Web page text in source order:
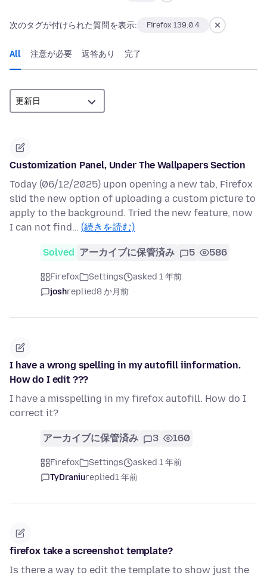
次のタグが付けられた質問を表示: Firefox 139.0.4
All 注意が必要 返答あり 完了
Customization Panel, Under The Wallpapers Section
Today (06/12/2025) upon opening a new tab, Firefox
slid the new option of uploading a custom picture to
apply to the background. Tried the new feature, now
I can not find… (続きを読む)
Solved アーカイブに保管済み 5 586
Firefox Settings
asked 1 年前
joshreplied8 か月前
I have a wrong spelling in my autofill iinformation.
How do I edit ???
I have a misspelling in my firefox autofill. How do I
correct it?
アーカイブに保管済み 3 160
Firefox Settings
asked 1 年前
TyDraniureplied1 年前
firefox take a screenshot template?
Is there a way to edit the template to show just the